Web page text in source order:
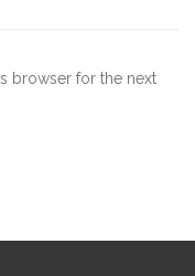
browser for the next